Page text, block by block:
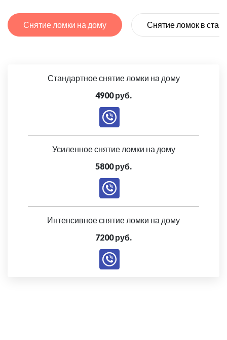
Снятие ломки на дому Снятие ломок в
Стандартное снятие ломки на дому
4900 руб.
Усиленное снятие ломки на дому
5800 руб.
Интенсивное снятие ломки на дому
7200 руб.